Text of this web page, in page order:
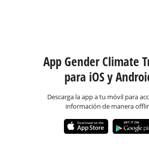
App Gender Climate
para iOS y
Descarga la app a tu móvil para
información de manera